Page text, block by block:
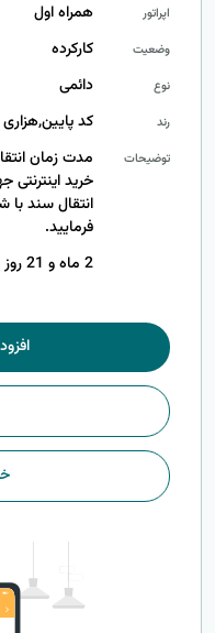
اپراتور همراه اول
وضعیت کارکرده
نوع دائمی
رند کد پایین,هزاری
توضیحات
خرید
فرمایید.
2 ماه و 21 روز خاموش (سند آماده انتقال)